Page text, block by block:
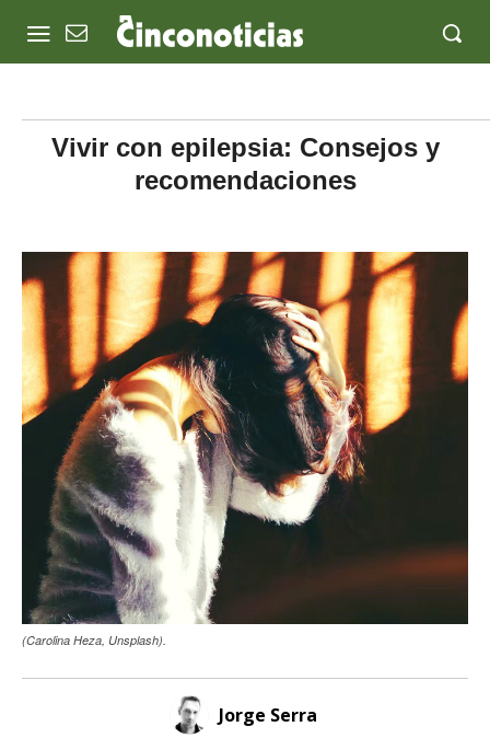
Vivir con epilepsia: Consejos y
recomendaciones
(Carolina Heza, Unsplash).
Jorge Serra